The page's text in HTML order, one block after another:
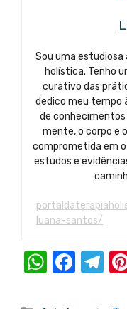
Sou uma estudiosa
holística. Tenho
curativo das
dedico meu tempo
de conhecimentos
mente, o corpo e
comprometida em
estudos e
luana-santos/
W F
T